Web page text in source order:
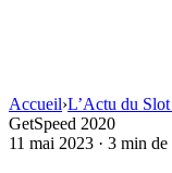
Accueil›L’Actu du
GetSpeed 2020
11 mai 2023 · 3 min de